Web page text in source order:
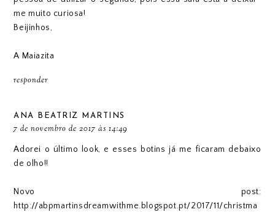
me muito curiosa!
Beijinhos,
A Maiazita
responder
ANA BEATRIZ MARTINS
7 de novembro de 2017 às 14:49
Adorei o último look, e esses botins já me ficaram debaixo
de olho!!
Novo post:
http://abpmartinsdreamwithme.blogspot.pt/2017/11/christma